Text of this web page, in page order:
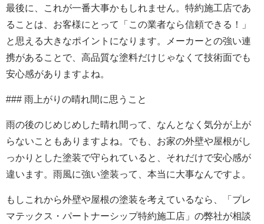
最後に、これが一番大事かもしれません。特約施工店であ
ることは、お客様にとって「この業者なら信頼できる！」
と思える大きなポイントになります。メーカーとの強い連
携があることで、高品質な塗料だけじゃなくて技術面でも
安心感がありますよね。
### 雨上がりの晴れ間に思うこと
雨の後のじめじめした晴れ間って、なんとなく気分が上が
らないこともありますよね。でも、お家の外壁や屋根がし
っかりとした塗装で守られていると、それだけで安心感が
違います。雨風に強い塗装って、本当に大事なんですよ。
もしこれから外壁や屋根の塗装を考えているなら、「プレ
マテックス・パートナーシップ特約施工店」の弊社が相談